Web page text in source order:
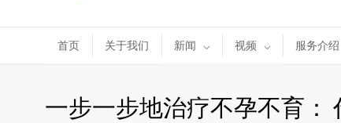
首页 关于我们 新闻 视频 服务介绍
一步一步地治疗不孕不育：